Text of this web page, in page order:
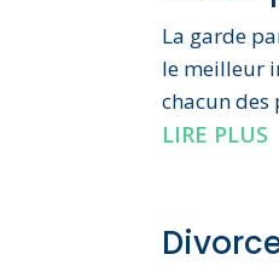
La garde
le meilleur
chacun des
LIRE PLUS